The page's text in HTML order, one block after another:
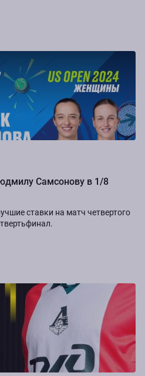
Самсонову в 1/8
ставки на матч четвертого